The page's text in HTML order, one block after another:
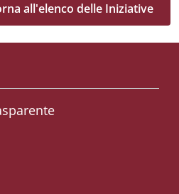
all'elenco delle Iniziative